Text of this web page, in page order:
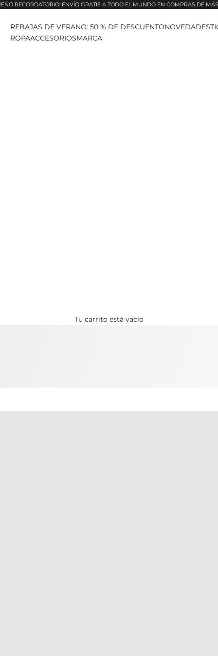
RECORDATORIO: ENVÍO GRATIS A TODO EL MUNDO EN COMPRAS DE
REBAJAS DE VERANO: 50 % DE DESCUENTONOVEDADES
ROPAACCESORIOSMARCA
Tu carrito está vacío
REBAJAS DE VERANO: 50 % DE DESCUENTO
TOALLAS CAMISAS Y TOPS